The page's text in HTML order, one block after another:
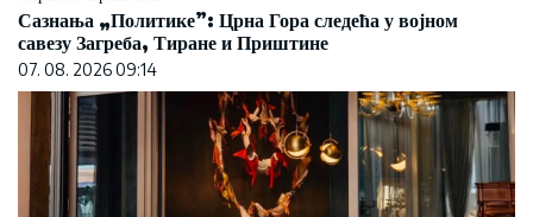
Сазнања „Политике”: Црна Гора следећа у војном
савезу Загреба, Тиране и Приштине
07. 08. 2026 09:14